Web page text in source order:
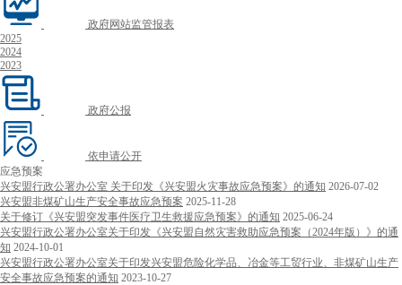
政府网站监管报表
2025
2024
2023
政府公报
依申请公开
应急预案
兴安盟行政公署办公室 关于印发《兴安盟火灾事故应急预案》的通知 2026-07-02
兴安盟非煤矿山生产安全事故应急预案 2025-11-28
关于修订《兴安盟突发事件医疗卫生救援应急预案》的通知 2025-06-24
兴安盟行政公署办公室关于印发《兴安盟自然灾害救助应急预案（2024年版）》的通
知 2024-10-01
兴安盟行政公署办公室关于印发兴安盟危险化学品、冶金等工贸行业、非煤矿山生产
安全事故应急预案的通知 2023-10-27